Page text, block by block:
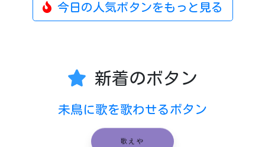
今日の人気ボタンをもっと見る
新着のボタン
未鳥に歌を歌わせるボタン
歌えや